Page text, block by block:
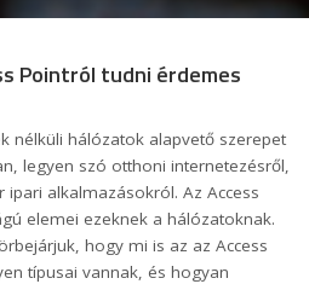
Pointról tudni érdemes
nélküli hálózatok alapvető szerepet
legyen szó otthoni internetezésről,
alkalmazásokról. Az Access
elemei ezeknek a hálózatoknak.
hogy mi is az az Access
típusai vannak, és hogyan